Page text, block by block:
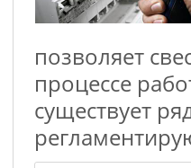
позволяет
процессе
существует